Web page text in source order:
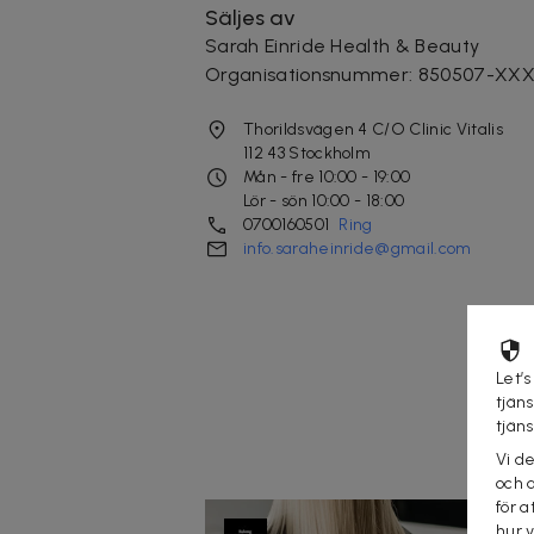
Säljes av
Sarah Einride Health & Beauty
Organisationsnummer: 850507-
Thorildsvägen 4 C/O Clinic Vitalis
112 43 Stockholm
Mån - fre 10:00 - 19:00
Lör - sön 10:00 - 18:00
0700160501 Ring
info.saraheinride@gmail.com
Vi
och
för